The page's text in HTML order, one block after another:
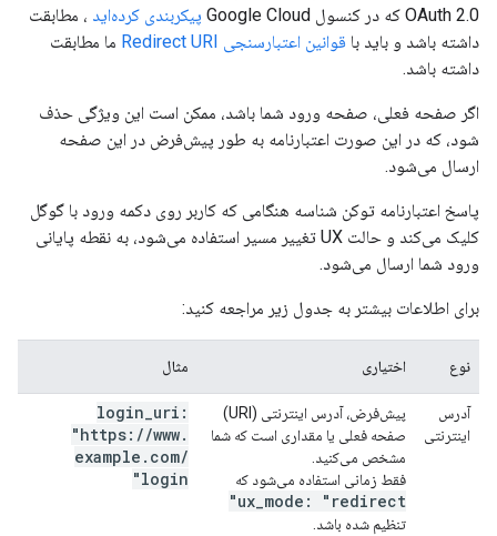
OAuth 2.0 که در کنسول Google Cloud
پیکربندی کرده‌اید ، مطابقت
داشته باشد و باید با قوانین اعتبارسنجی Redirect URI
ما مطابقت
داشته باشد.
اگر صفحه فعلی، صفحه ورود شما باشد، ممکن است این ویژگی حذف
شود، که در این صورت اعتبارنامه به طور پیش‌فرض در این صفحه
ارسال می‌شود.
پاسخ اعتبارنامه توکن شناسه هنگامی که کاربر روی دکمه ورود با گوگل
کلیک می‌کند و حالت UX تغییر مسیر استفاده می‌شود، به نقطه پایانی
ورود شما ارسال می‌شود.
برای اطلاعات بیشتر به جدول زیر مراجعه کنید:
نوع اختیاری مثال
آدرس
اینترنتی
پیش‌فرض، آدرس اینترنتی (URI)
صفحه فعلی یا مقداری است که شما
مشخص می‌کنید.
فقط زمانی استفاده می‌شود که
ux mode: "redirect"
تنظیم شده باشد.
login uri:
"https: //www.
example . com/
login"